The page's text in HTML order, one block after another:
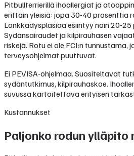
Pitbullterrierillä ihoallergiat ja
erittäin yleisiä: jopa 30-40 prosenttia
Lonkkadysplasiaa esiintyy noin 20-25
Sydänsairaudet ja kilpirauhasen
riskejä. Rotu ei ole FCI:n tunnustama,
terveysohjelmat puuttuvat.
Ei PEVISA-ohjelmaa. Suositeltavat
sydäntutkimus, kilpirauhaskoe.
suvussa kartoitettava erityisen
Kustannukset
Paljonko rodun ylläpito